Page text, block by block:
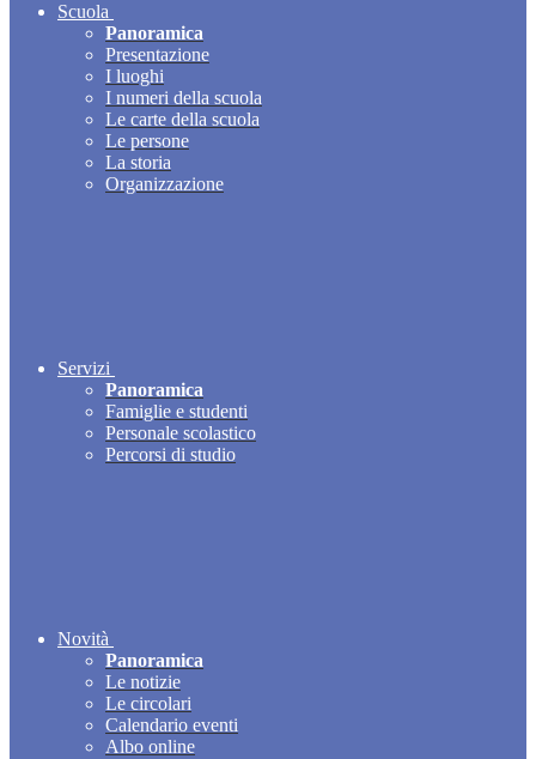
Scuola
Panoramica
Presentazione
I luoghi
I numeri della scuola
Le carte della scuola
Le persone
La storia
Organizzazione
Servizi
Panoramica
Famiglie e studenti
Personale scolastico
Percorsi di studio
Novità
Panoramica
Le notizie
Le circolari
Calendario eventi
Albo online